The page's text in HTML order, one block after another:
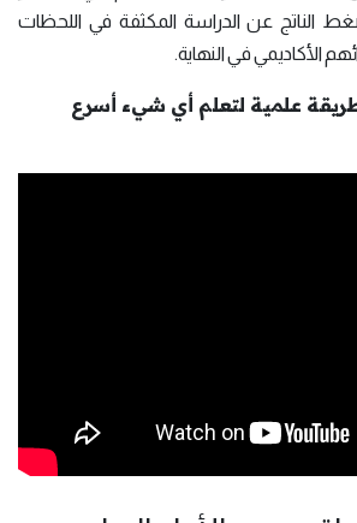
الناتج عن الدراسة المكثفة في اللحظات
الأكاديمي في النهاية.
بالفيديو: 12 طريقة علمية لتعلم أي شيء أسرع